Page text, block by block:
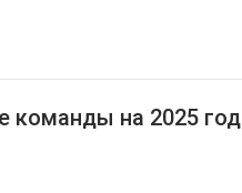
команды на 2025 год